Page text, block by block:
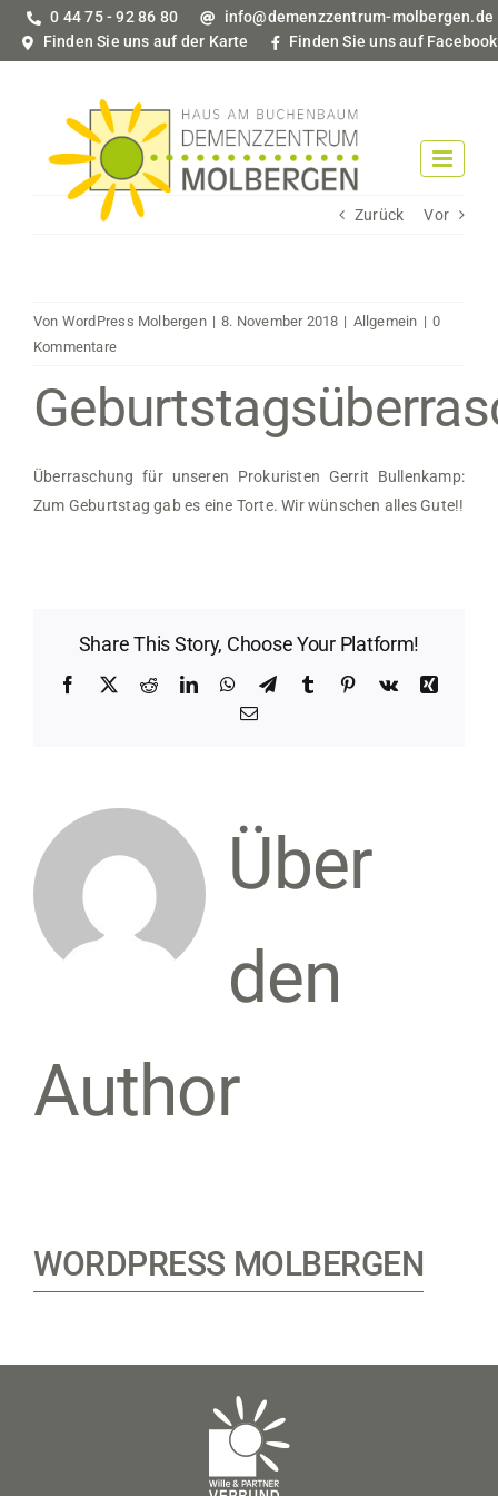
Zum
Inhalt
0 44 75 - 92 86 80
info@demenzzentrum-molbergen.de
Finden Sie uns auf der Karte
Finden Sie uns auf Facebook
Zurück Vor
Von WordPress Molbergen | 8. November 2018 | Allgemein | 0
Kommentare
Überraschung für unseren Prokuristen Gerrit Bullenkamp:
Zum Geburtstag gab es eine Torte. Wir wünschen alles Gute!!
Share This Story, Choose Your Platform!
Facebook
X RedditLinkedInWhatsApp
TelegramTumblr Pinterest
Vk
Xing
E-
Über
den
Author
WORDPRESS MOLBERGEN